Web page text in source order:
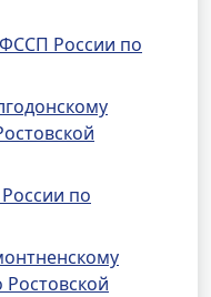
России по
по